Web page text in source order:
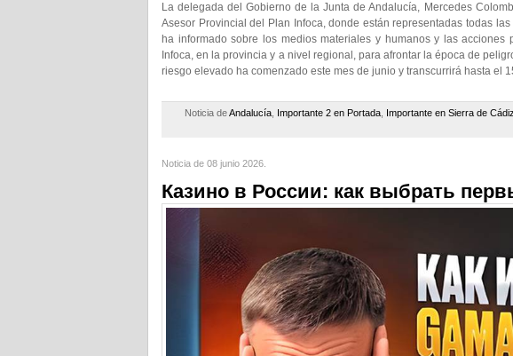
La delegada del Gobierno de la Junta de Andalucía, Mercedes
Asesor Provincial del Plan Infoca, donde están representadas todas
ha informado sobre los medios materiales y humanos y las
Infoca, en la provincia y a nivel regional, para afrontar la época de
riesgo elevado ha comenzado este mes de junio y transcurrirá hasta el
Noticia deAndalucía Importante 2 en Portada Importante en Sierra de Cádiz
Noticia de 08 junio 2026.
Казино в России: как выбрать